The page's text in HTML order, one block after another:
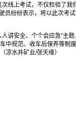
线上考试，不仅检验了
员纷纷表示，将以此次考
人讲安全、个个会应急”主
中规范、收车后保养等制
凉水井矿业/张天缘）